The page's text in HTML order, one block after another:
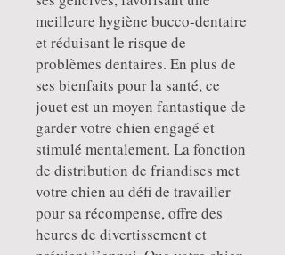
meilleure hygiène bucco-dentaire
et réduisant le risque de
problèmes dentaires. En plus de
ses bienfaits pour la santé, ce
jouet est un moyen fantastique de
garder votre chien engagé et
stimulé mentalement. La fonction
de distribution de friandises met
votre chien au défi de travailler
pour sa récompense, offre des
heures de divertissement et